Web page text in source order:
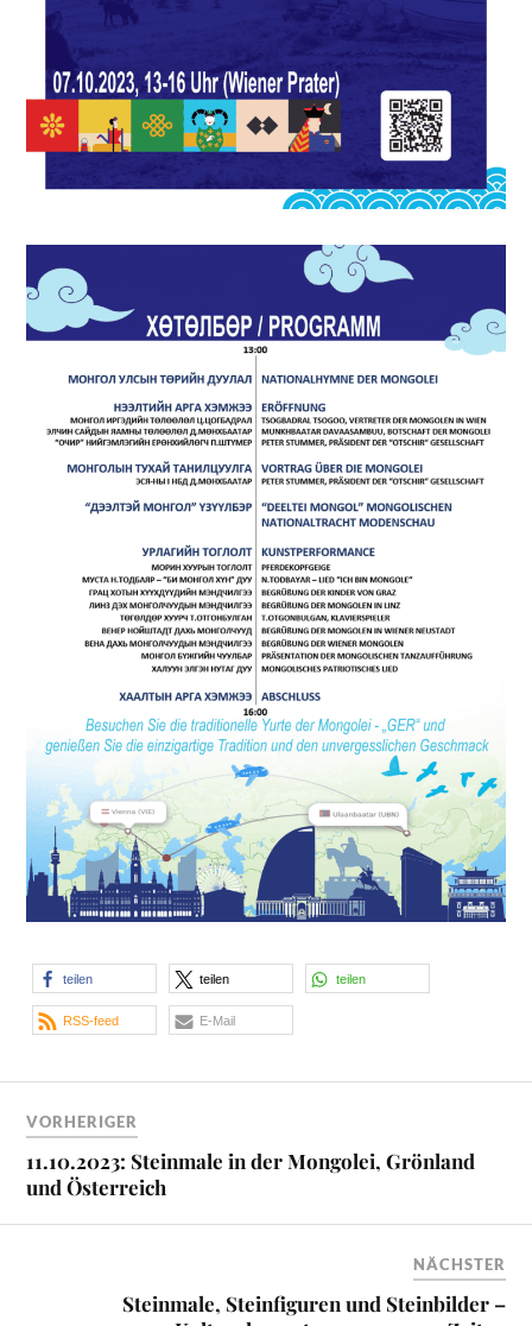
teilen teilen teilen
RSS-feed E-Mail
VORHERIGER
11.10.2023: Steinmale in der Mongolei, Grönland
und Österreich
NÄCHSTER
Steinmale, Steinfiguren und Steinbilder –